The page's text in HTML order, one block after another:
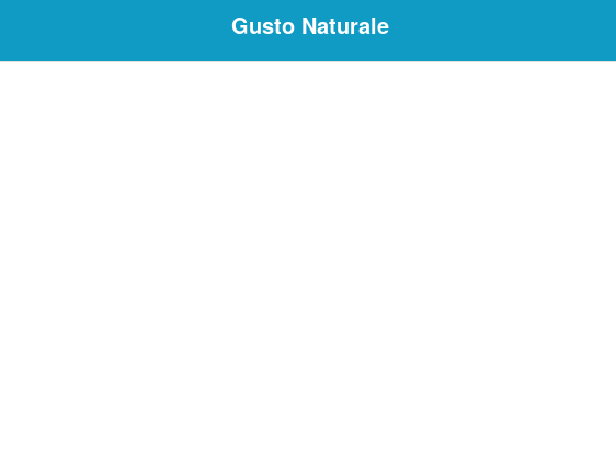
Gusto Naturale